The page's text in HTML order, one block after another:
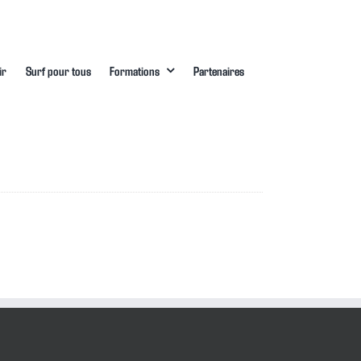
Surf pour tous Formations Partenaires